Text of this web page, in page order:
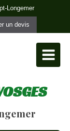
Longemer
un devis